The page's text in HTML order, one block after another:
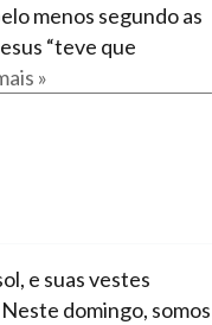
menos segundo as
“teve que
»
e suas vestes
domingo, somos